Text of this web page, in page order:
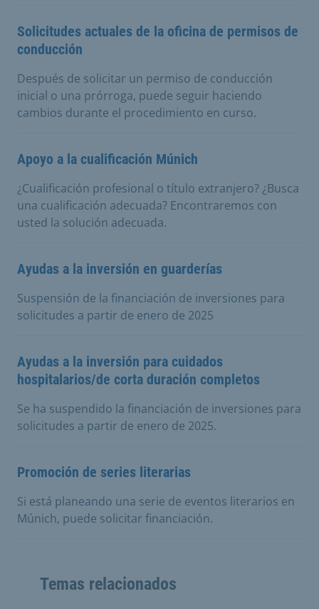
Solicitudes actuales de la oficina de permisos de
conducción
Después de solicitar un permiso de conducción
inicial o una prórroga, puede seguir haciendo
cambios durante el procedimiento en curso.
Apoyo a la cualificación Múnich
¿Cualificación profesional o título extranjero? ¿Busca
una cualificación adecuada? Encontraremos con
usted la solución adecuada.
Ayudas a la inversión en guarderías
Suspensión de la financiación de inversiones para
solicitudes a partir de enero de 2025
Ayudas a la inversión para cuidados
hospitalarios/de corta duración completos
Se ha suspendido la financiación de inversiones para
solicitudes a partir de enero de 2025.
Promoción de series literarias
Si está planeando una serie de eventos literarios en
Múnich, puede solicitar financiación.
Temas relacionados